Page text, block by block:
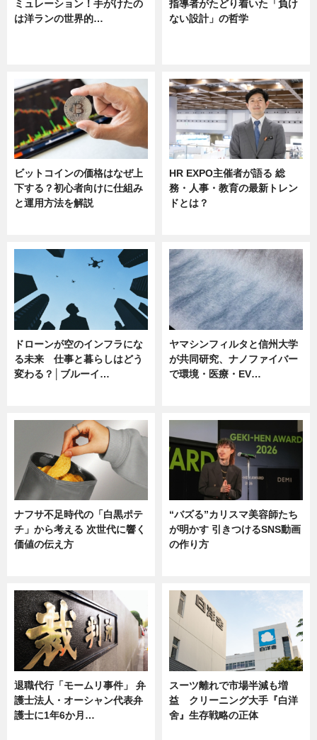
ミュレーション！手がけたの
は洋ランの世界的…
指導者がたどり着いた「負け
ない設計」の哲学
ビットコインの価格はなぜ上
下する？初心者向けに仕組み
と運用方法を解説
HR EXPO主催者が語る 総
務・人事・教育の最新トレン
ドとは？
ドローンが空のインフラにな
る未来 仕事と暮らしはどう
変わる？│ブルーイ…
ヤマシンフィルタと信州大学
が共同研究、ナノファイバー
で環境・医療・EV…
ナフサ不足時代の「白黒ポテ
チ」から考える 次世代に響く
価値の伝え方
“バズる”カリスマ美容師たち
が明かす 引きつけるSNS動画
の作り方
退職代行「モームリ事件」 弁
護士法人・オーシャン代表弁
護士に1年6か月…
スーツ離れで市場半減も増
益 クリーニング大手『白洋
舍』生存戦略の正体